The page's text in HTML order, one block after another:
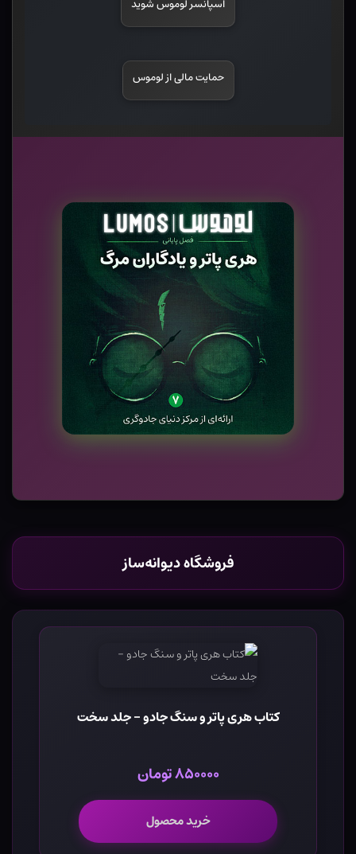
اسپانسر لوموس شوید
حمایت مالی از لوموس
فروشگاه دیوانه‌ساز
کتاب هری پاتر و سنگ جادو - جلد سخت
۸۵۰۰۰۰ تومان
خرید محصول